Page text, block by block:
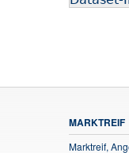
MARKTREIF
Marktreif,